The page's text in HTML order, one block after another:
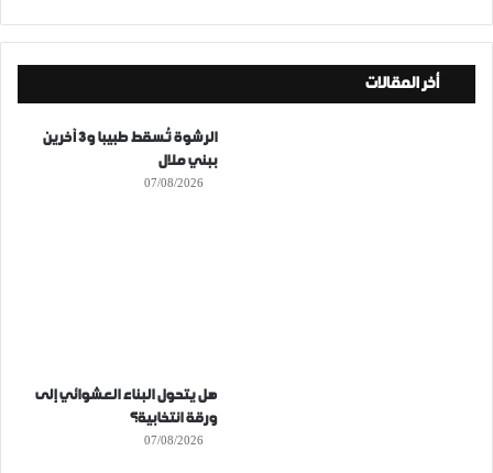
أخر المقالات
الرشوة تُسقط طبيبا و3 آخرين
ببني ملال
07/08/2026
هل يتحول البناء العشوائي إلى
ورقة انتخابية؟
07/08/2026